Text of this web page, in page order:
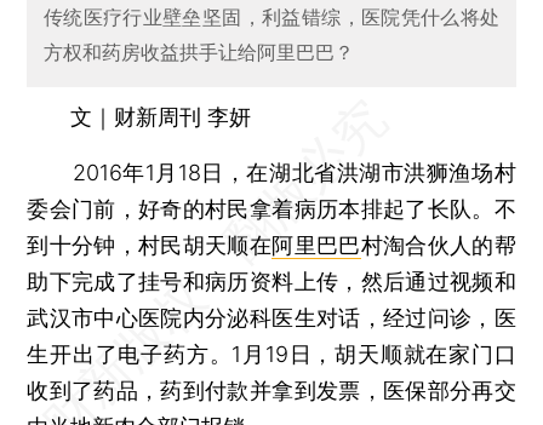
传统医疗行业壁垒坚固，利益错综，医院凭什么将处
方权和药房收益拱手让给阿里巴巴？
文｜财新周刊 李妍
2016年1月18日，在湖北省洪湖市洪狮渔场村
委会门前，好奇的村民拿着病历本排起了长队。不
到十分钟，村民胡天顺在阿里巴巴村淘合伙人的帮
助下完成了挂号和病历资料上传，然后通过视频和
武汉市中心医院内分泌科医生对话，经过问诊，医
生开出了电子药方。1月19日，胡天顺就在家门口
收到了药品，药到付款并拿到发票，医保部分再交